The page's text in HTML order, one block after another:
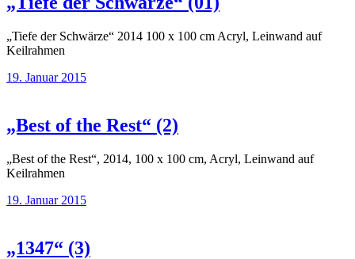
„Tiefe der Schwärze“ 2014 100 x 100 cm Acryl, Leinwand auf
Keilrahmen
19. Januar 2015
„Best of the Rest“ (2)
„Best of the Rest“, 2014, 100 x 100 cm, Acryl, Leinwand auf
Keilrahmen
19. Januar 2015
„1347“ (3)